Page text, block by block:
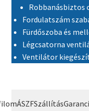
Robbanásbiztos
Fordulatszám
Fürdőszoba és
Légcsatorna
Ventilátor
ÁSZFSzállítás